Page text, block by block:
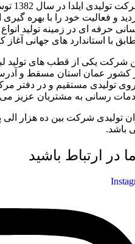
و فعالیت خود را با بهره
حرفه ای در زمینه تولید
با استاندارد های جهانی آغاز
شرکت یکی از قطب های تولید
رسانی به مشتریان عزیز می
تولیدی شرکت بین ده هزار الی
باشد.
در ارتباط باشید